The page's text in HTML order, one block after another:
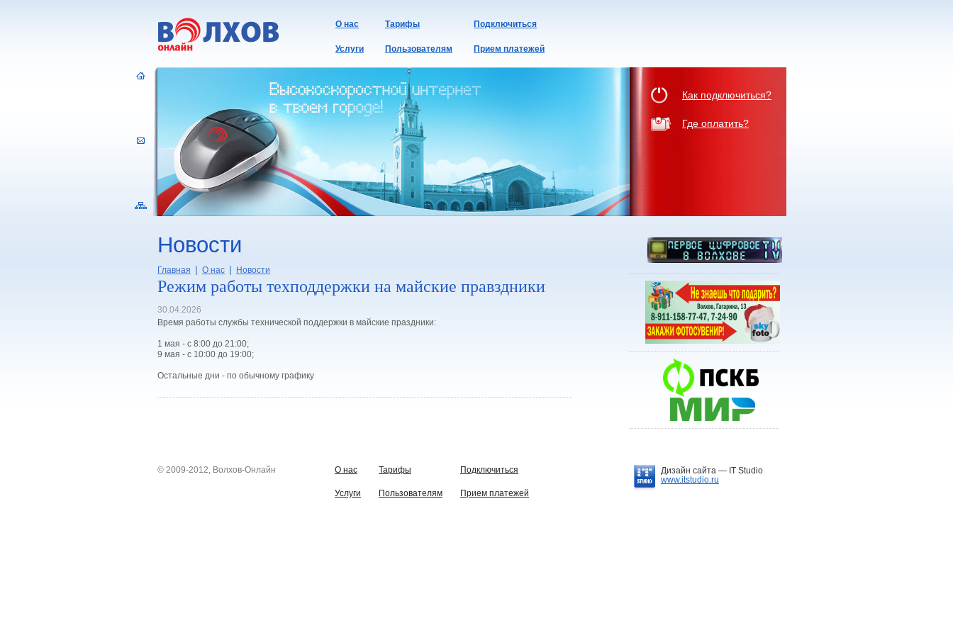
О нас Тарифы Подключиться
Услуги Пользователям Прием платежей
Как подключиться?
Где оплатить?
Новости
Главная | О нас | Новости
Режим работы техподдержки на майские правздники
30.04.2026
Время работы службы технической поддержки в майские праздники:
1 мая - с 8:00 до 21:00;
9 мая - с 10:00 до 19:00;
Остальные дни - по обычному графику
© 2009-2012, Волхов-Онлайн О нас Тарифы Подключиться
Услуги Пользователям Прием платежей
Дизайн сайта — IT Studio
www.itstudio.ru